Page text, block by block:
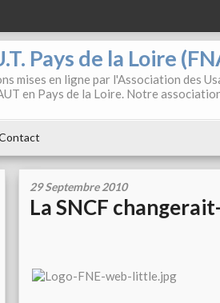
Pays de la Loire
mises en ligne par l'Association des
en Pays de la Loire. Notre
29 Septembre 2010
La SNCF